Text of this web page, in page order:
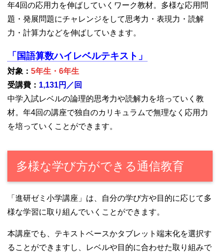
年4回の応用力を伸ばしていくワーク教材。多様な応用問
題・発展問題にチャレンジをして思考力・表現力・読解
力・計算力などを伸ばしていきます。
「国語算数ハイレベルテキスト」
対象： 5年生・6年生
受講費： 1,131円／回
中学入試レベルの論理的思考力や読解力を培っていく教
材。年4回の講座で独自のカリキュラムで無理なく応用力
を培っていくことができます。
多様な学び方ができる通信教育
「進研ゼミ小学講座」は、自分の学び方や目的に応じて多
様な学習に取り組んでいくことができます。
本講座でも、テキストベースかタブレット端末化を選択す
ることができますし、レベルや目的に合わせた取り組みで